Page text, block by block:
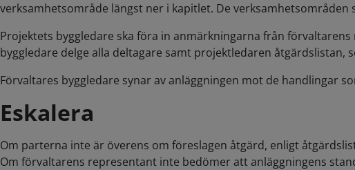
verksamhetsområde längst ner i kapitlet. De verksamhetsområden
Projektets byggledare ska föra in anmärkningarna från
byggledare delge alla deltagare samt projektledaren åtgärdslistan,
Förvaltares byggledare synar av anläggningen mot de handlingar
Eskalera
Om parterna inte är överens om föreslagen åtgärd, enligt
Om förvaltarens representant inte bedömer att anläggningens